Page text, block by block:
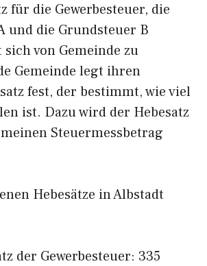
für die Gewerbesteuer, die
und die Grundsteuer B
von Gemeinde zu
Gemeinde legt ihren
fest, der bestimmt, wie viel
ist. Dazu wird der Hebesatz
Steuermessbetrag
Hebesätze in Albstadt
der Gewerbesteuer: 335